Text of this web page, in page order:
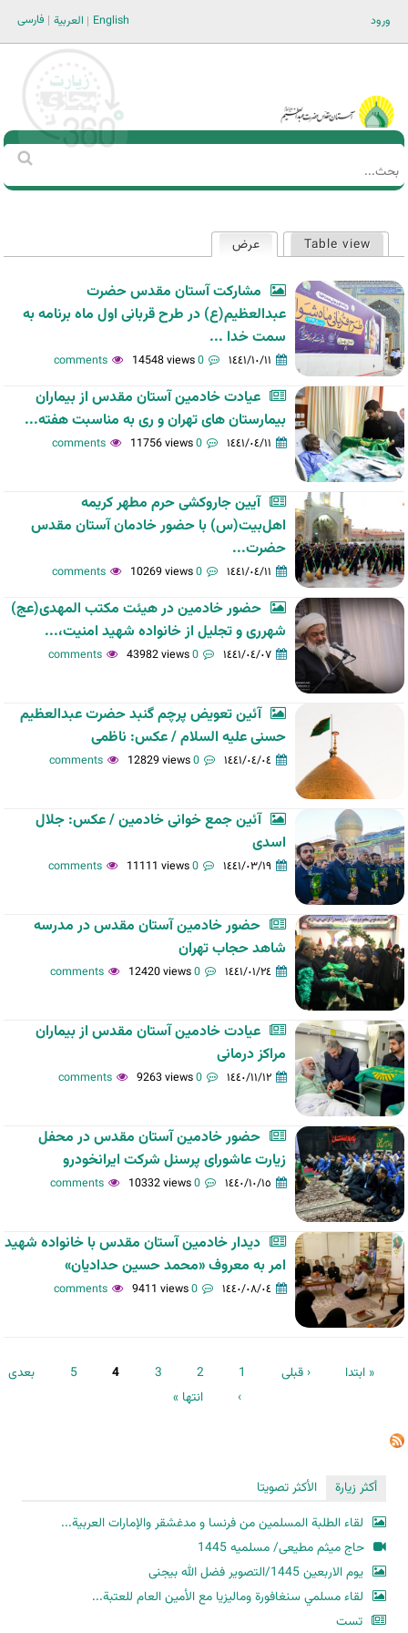
ورود فارسی العربية English
Main men-AR
استمارة
‏
الأساسية
Table view عرض
مشارکت آستان مقدس حضرت
عبدالعظیم(ع) در طرح قربانی اول ماه برنامه به
سمت خدا ...
١٤٤١/١٠/١١ 0 comments
14548 views
عیادت خادمین آستان مقدس از بیماران
بیمارستان های تهران و ری به مناسبت هفته...
١٤٤١/٠٤/١١ 0 comments
11756 views
آیین جاروکشی حرم مطهر کریمه
اهل‌بیت(س) با حضور خادمان آستان مقدس
حضرت...
١٤٤١/٠٤/١١ 0 comments
10269 views
حضور خادمین در هیئت مکتب المهدی(عج)
شهرری و تجلیل از خانواده شهید امنیت،...
١٤٤١/٠٤/٠٧ 0 comments
43982 views
آئین تعویض پرچم گنبد حضرت عبدالعظیم
حسنی علیه السلام / عکس: ناظمی
١٤٤١/٠٤/٠٤ 0 comments
12829 views
آئین جمع خوانی خادمین / عکس: جلال
اسدی
١٤٤١/٠٣/١٩ 0 comments
11111 views
حضور خادمین آستان مقدس در مدرسه
شاهد حجاب تهران
١٤٤١/٠١/٢٤ 0 comments
12420 views
عیادت خادمین آستان مقدس از بیماران
مراکز درمانی
١٤٤٠/١١/١٢ 0 comments
9263 views
حضور خادمین آستان مقدس در محفل
زیارت عاشورای پرسنل شرکت ایرانخودرو
١٤٤٠/١٠/١٥ 0 comments
10332 views
دیدار خادمین آستان مقدس با خانواده شهید
امر به معروف «محمد حسین حدادیان»
١٤٤٠/٠٨/٠٤ 0 comments
9411 views
الصفحات
« ابتدا ‹ قبلی 1
2
3
4
5
بعدی
›
انتها »
أكثر زيارة
الأكثر تصويتا
لقاء الطلبة المسلمين من فرنسا و مدغشقر والإمارات العربية...
حاج میثم مطیعی/ مسلمیه 1445
یوم الاربعین 1445/التصویر فضل الله بیجنی
لقاء مسلمي سنغافورة وماليزيا مع الأمين العام للعتبة...
تست